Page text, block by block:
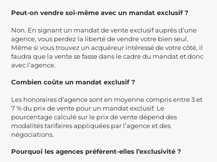
Peut-on vendre soi-même avec un mandat exclusif ?
Non. En signant un mandat de vente exclusif auprès d’une
agence, vous perdez la liberté de vendre votre bien seul.
Même si vous trouvez un acquéreur intéressé de votre côté, il
faudra que la vente se fasse dans le cadre du mandat et donc
avec l’agence.
Combien coûte un mandat exclusif ?
Les honoraires d’agence sont en moyenne compris entre 3 et
7 % du prix de vente pour un mandat exclusif. Le
pourcentage calculé sur le prix de vente dépend des
modalités tarifaires appliquées par l’agence et des
négociations.
Pourquoi les agences préfèrent-elles l’exclusivité ?